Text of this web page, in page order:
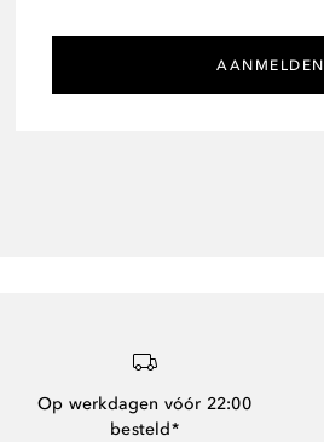
AANMELDEN
Op werkdagen vóór 22:00
besteld*